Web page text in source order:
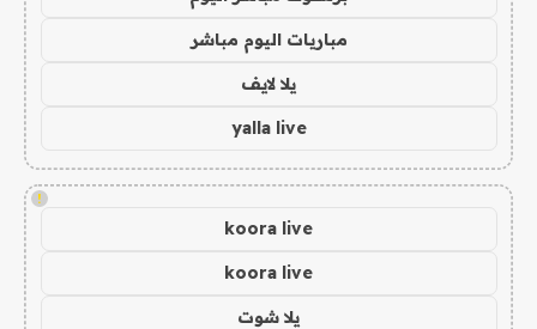
مباريات اليوم مباشر
يلا لايف
yalla live
!
koora live
koora live
يلا شوت